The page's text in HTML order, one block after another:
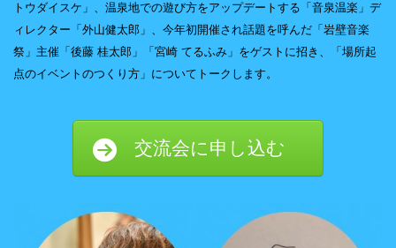
トウダイスケ」、温泉地での遊び方をアップデートする「音泉温楽」デ
ィレクター「外山健太郎」、今年初開催され話題を呼んだ「岩壁音楽
祭」主催「 後藤 桂太郎」「 宮崎 てるふみ」をゲストに招き、
「場所起
点のイベントのつくり方」についてトークします。
交流会に申し込む